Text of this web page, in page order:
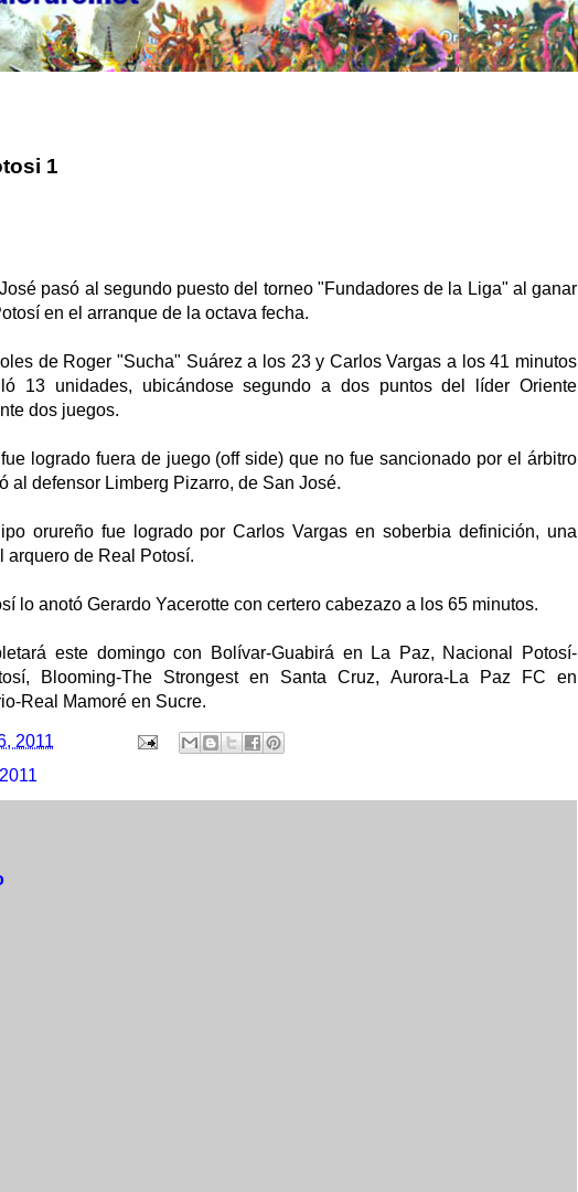
1
pasó al segundo puesto del torneo "Fundadores de la Liga" al ganar
en el arranque de la octava fecha.
de Roger "Sucha" Suárez a los 23 y Carlos Vargas a los 41 minutos
13 unidades, ubicándose segundo a dos puntos del líder Oriente
dos juegos.
logrado fuera de juego (off side) que no fue sancionado por el árbitro
al defensor Limberg Pizarro, de San José.
orureño fue logrado por Carlos Vargas en soberbia definición, una
arquero de Real Potosí.
lo anotó Gerardo Yacerotte con certero cabezazo a los 65 minutos.
este domingo con Bolívar-Guabirá en La Paz, Nacional Potosí-
Blooming-The Strongest en Santa Cruz, Aurora-La Paz FC en
Real Mamoré en Sucre.
2011